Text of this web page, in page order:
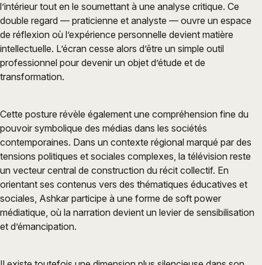
l’intérieur tout en le soumettant à une analyse critique. Ce
double regard — praticienne et analyste — ouvre un espace
de réflexion où l’expérience personnelle devient matière
intellectuelle. L’écran cesse alors d’être un simple outil
professionnel pour devenir un objet d’étude et de
transformation.
Cette posture révèle également une compréhension fine du
pouvoir symbolique des médias dans les sociétés
contemporaines. Dans un contexte régional marqué par des
tensions politiques et sociales complexes, la télévision reste
un vecteur central de construction du récit collectif. En
orientant ses contenus vers des thématiques éducatives et
sociales, Ashkar participe à une forme de soft power
médiatique, où la narration devient un levier de sensibilisation
et d’émancipation.